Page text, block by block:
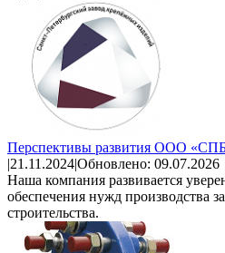
Перспективы развития ООО
|21.11.2024|Обновлено: 09.07.2026
Наша компания развивается
обеспечения нужд производства
строительства.